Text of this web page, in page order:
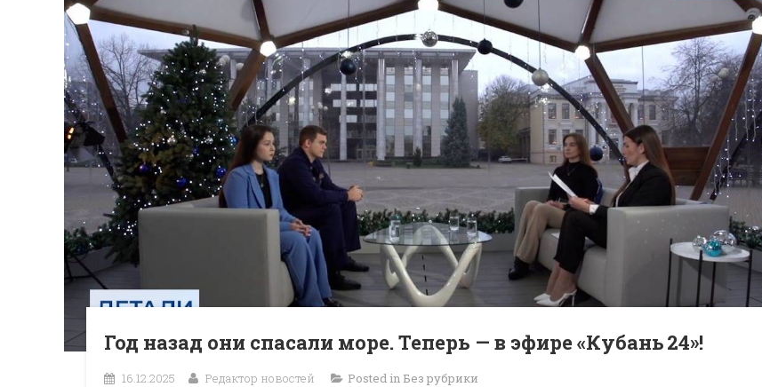
Год назад они спасали море. Теперь — в эфире «Кубань 24»!
16.12.2025 Редактор новостей Posted in Без рубрики